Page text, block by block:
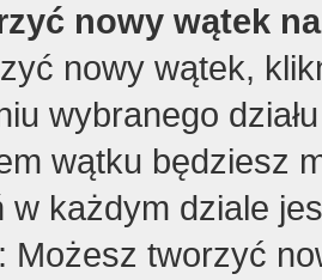
nowy wątek
nowy wątek,
wybranego
wątku będziesz
w każdym dziale
Możesz tworzyć